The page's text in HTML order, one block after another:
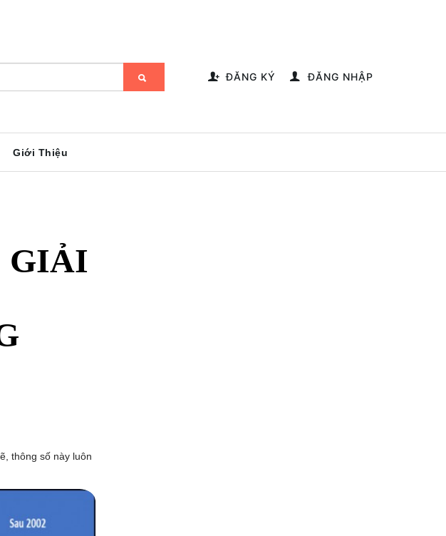
ĐĂNG KÝ ĐĂNG NHẬP
Giới Thiệu
GIẢI
thông số này luôn